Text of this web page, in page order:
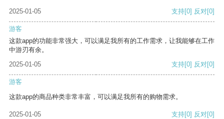
2025-01-05 支持[0] 反对[0]
游客
这款app的功能非常强大，可以满足我所有的工作需求，让我能够在工作
中游刃有余。
2025-01-05
支持[0] 反对[0]
游客
这款app的商品种类非常丰富，可以满足我所有的购物需求。
2025-01-05 支持[0] 反对[0]